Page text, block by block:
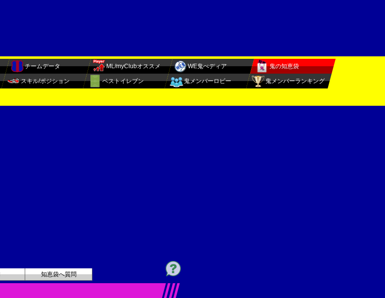
チームデータ ML/myClubオススメ WE鬼ぺディア 鬼の知恵袋
スキル/ポジション ベストイレブン 鬼メンバーロビー 鬼メンバーランキング
知恵袋へ質問